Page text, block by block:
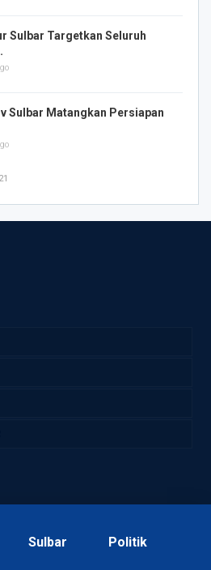
Sulbar Targetkan Seluruh
Sulbar Matangkan Persiapan
Sulbar Politik